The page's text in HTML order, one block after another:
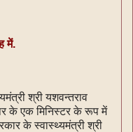
में.
श्री यशवन्तराव
के एक मिनिस्टर के रूप में
के स्वास्थ्यमंत्री श्री